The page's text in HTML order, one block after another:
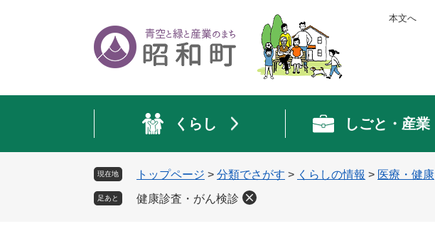
頭
飛
本文へ
くらし しごと・産業
現在地 トップページ > 分類でさがす > くらしの情報 > 医療・健康
足あと 健康診査・がん検診